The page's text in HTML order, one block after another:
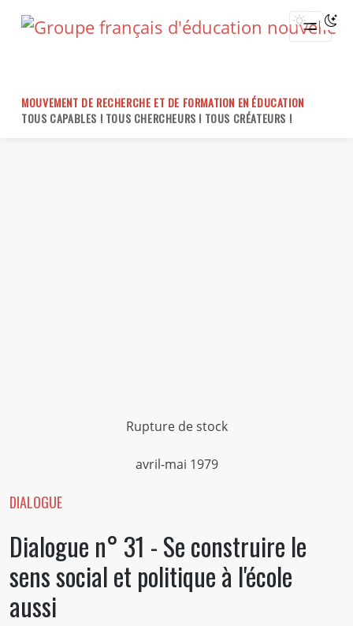
MOUVEMENT DE RECHERCHE ET DE FORMATION EN ÉDUCATION
TOUS CAPABLES ! TOUS CHERCHEURS ! TOUS CRÉATEURS !
Rupture de stock
avril-mai 1979
DIALOGUE
Dialogue n° 31 - Se construire le
sens social et politique à l'école
aussi